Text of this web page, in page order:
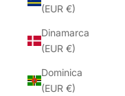
(EUR €)
Dinamarca
(EUR €)
Dominica
(EUR €)